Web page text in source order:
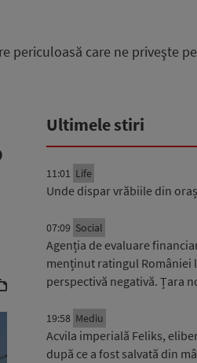
periculoasă care ne priveşte
Ultimele stiri
11:01 Life
Unde dispar vrăbiile din
07:09 Social
Agenția de evaluare
menținut ratingul României
perspectivă negativă. Țara
19:58 Mediu
Acvila imperială Feliks,
după ce a fost salvată din